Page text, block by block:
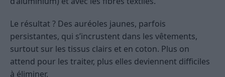
Le résultat ? Des auréoles jaunes, parfois
persistantes, qui s’incrustent dans les vêtements,
surtout sur les tissus clairs et en coton. Plus on
attend pour les traiter, plus elles deviennent difficiles
à éliminer.